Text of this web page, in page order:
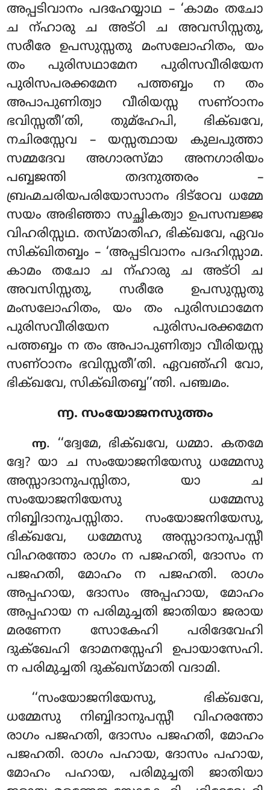
അപ്പടിവാനം പദഹേയ്യാഥ – ‘കാമം തചോ
ച ന്ഹാരു ച അട്ഠി ച അവസിസ്സതു,
സരീരേ ഉപസുസ്സതു മംസലോഹിതം, യം
തം പുരിസഥാമേന പുരിസവീരിയേന
പുരിസപരക്കമേന പത്തബ്ബം ന തം
അപാപുണിത്വാ വീരിയസ്സ സണ്ഠാനം
ഭവിസ്സതീ’തി, തുമ്ഹേപി, ഭിക്ഖവേ,
നചിരസ്സേവ – യസ്സത്ഥായ കുലപുത്താ
സമ്മദേവ അഗാരസ്മാ അനഗാരിയം
പബ്ബജന്തി തദനുത്തരം –
ബ്രഹ്മചരിയപരിയോസാനം ദിട്ഠേവ ധമ്മേ
സയം അഭിഞ്ഞാ സച്ഛികത്വാ ഉപസമ്പജ്ജ
വിഹരിസ്സഥ. തസ്മാതിഹ, ഭിക്ഖവേ, ഏവം
സിക്ഖിതബ്ബം – ‘അപ്പടിവാനം പദഹിസ്സാമ.
കാമം തചോ ച ന്ഹാരു ച അട്ഠി ച
അവസിസ്സതു, സരീരേ ഉപസുസ്സതു
മംസലോഹിതം, യം തം പുരിസഥാമേന
പുരിസവീരിയേന പുരിസപരക്കമേന
പത്തബ്ബം ന തം അപാപുണിത്വാ വീരിയസ്സ
സണ്ഠാനം ഭവിസ്സതീ’തി. ഏവഞ്ഹി വോ,
ഭിക്ഖവേ, സിക്ഖിതബ്ബ’’ന്തി. പഞ്ചമം.
൬. സംയോജനസുത്തം
൬. ‘‘ദ്വേമേ, ഭിക്ഖവേ, ധമ്മാ. കതമേ
ദ്വേ? യാ ച സംയോജനിയേസു ധമ്മേസു
അസ്സാദാനുപസ്സിതാ, യാ ച
സംയോജനിയേസു ധമ്മേസു
നിബ്ബിദാനുപസ്സിതാ. സംയോജനിയേസു,
ഭിക്ഖവേ, ധമ്മേസു അസ്സാദാനുപസ്സീ
വിഹരന്തോ രാഗം നപജഹതി, ദോസം ന
പജഹതി, മോഹം ന പജഹതി. രാഗം
അപ്പഹായ, ദോസം അപ്പഹായ, മോഹം
അപ്പഹായ ന പരിമുച്ചതി ജാതിയാ ജരായ
മരണേന സോകേഹി പരിദേവേഹി
ദുക്ഖേഹി ദോമനസ്സേഹി ഉപായാസേഹി.
ന പരിമുച്ചതി ദുക്ഖസ്മാതി വദാമി.
‘‘സംയോജനിയേസു, ഭിക്ഖവേ,
ധമ്മേസു നിബ്ബിദാനുപസ്സീ വിഹരന്തോ
രാഗം പജഹതി, ദോസം പജഹതി, മോഹം
പജഹതി. രാഗം പഹായ, ദോസം പഹായ,
മോഹംപഹായ, പരിമുച്ചതി ജാതിയാ